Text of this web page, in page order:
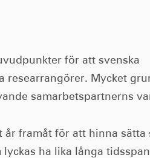
för att svenska
researrangörer. Mycket
samarbetspartnerns
framåt för att hinna sätta
ha lika långa